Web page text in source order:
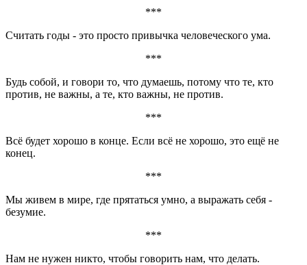
***
Считать годы - это просто привычка человеческого ума.
***
Будь собой, и говори то, что думаешь, потому что те, кто
против, не важны, а те, кто важны, не против.
***
Всё будет хорошо в конце. Если всё не хорошо, это ещё не
конец.
***
Мы живем в мире, где прятаться умно, а выражать себя -
безумие.
***
Нам не нужен никто, чтобы говорить нам, что делать.